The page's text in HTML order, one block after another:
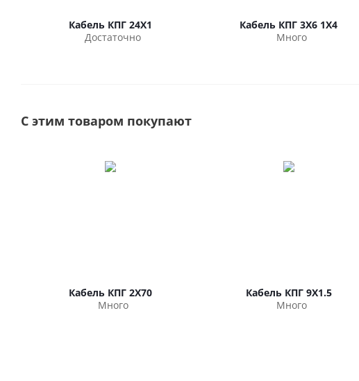
Кабель КПГ 24Х1
Достаточно
Кабель КПГ 3Х6 1Х4
Много
С этим товаром покупают
Кабель КПГ 2Х70
Много
Кабель КПГ 9Х1.5
Много